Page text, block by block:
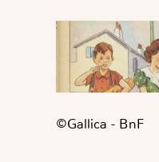
©Gallica - BnF